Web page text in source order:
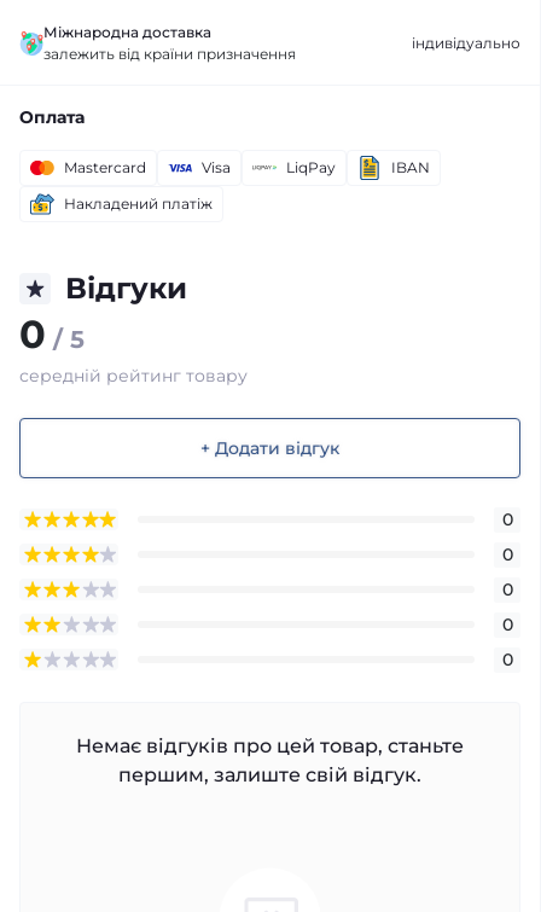
Міжнародна доставка
залежить від країни призначення
індивідуально
Оплата
Mastercard Visa LiqPay
IBAN
Накладений платіж
Відгуки
0 / 5
середній рейтинг товару
+ Додати відгук
0
0
0
0
0
Немає відгуків про цей товар, станьте
першим, залиште свій відгук.